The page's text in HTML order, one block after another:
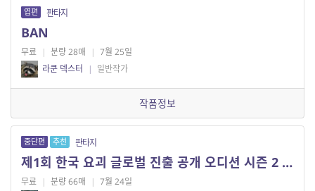
엽편 판타지
BAN
무료 | 분량 28매 | 7월 25일
라쿤 덱스터
| 일반작가
작품정보
중단편 추천 판타지
제1회 한국 요괴 글로벌 진출 공개 오디션 시즌 2 — 나는 요괴다
무료 | 분량 66매 | 7월 24일